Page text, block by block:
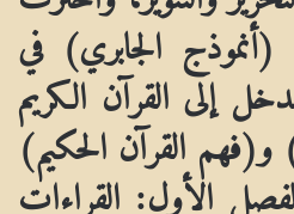
الجابري) في
إلى القرآن الكريم
و(فهم القرآن الحكيم)
الأول: القراءات